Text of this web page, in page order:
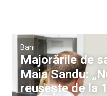
Bani
Majorările de
Maia Sandu:
reușește de la